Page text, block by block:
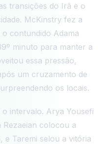
transições do Irã e o
McKinstry fez a
contundido Adama
minuto para manter a
essa pressão,
um cruzamento de
os locais.
intervalo. Arya Yousefi
colocou a
e Taremi selou a vitória